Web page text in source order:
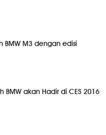
BMW M3 dengan edisi
BMW akan Hadir di CES 2016